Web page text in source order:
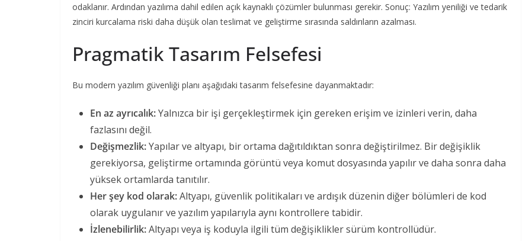
odaklanır. Ardından yazılıma dahil edilen açık kaynaklı çözümler bulunması gerekir. Sonuç: Yazılım yeniliği ve tedarik
zinciri kurcalama riski daha düşük olan teslimat ve geliştirme sırasında saldırıların azalması.
Pragmatik Tasarım Felsefesi
Bu modern yazılım güvenliği planı aşağıdaki tasarım felsefesine dayanmaktadır:
En az ayrıcalık:Yalnızca bir işi gerçekleştirmek için gereken erişim ve izinleri verin, daha
fazlasını değil.
Değişmezlik:Yapılar ve altyapı, bir ortama dağıtıldıktan sonra değiştirilmez. Bir değişiklik
gerekiyorsa, geliştirme ortamında görüntü veya komut dosyasında yapılır ve daha sonra daha
yüksek ortamlarda tanıtılır.
Her şey kod olarak:Altyapı, güvenlik politikaları ve ardışık düzenin diğer bölümleri de kod
olarak uygulanır ve yazılım yapılarıyla aynı kontrollere tabidir.
İzlenebilirlik:Altyapı veya iş koduyla ilgili tüm değişiklikler sürüm kontrollüdür.